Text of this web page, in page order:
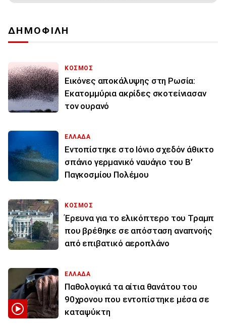
ΔΗΜΟΦΙΛΗ
ΚΟΣΜΟΣ
Εικόνες αποκάλυψης στη Ρωσία:
Εκατομμύρια ακρίδες σκοτείνιασαν
τον ουρανό
ΕΛΛΑΔΑ
Εντοπίστηκε στο Ιόνιο σχεδόν άθικτο
σπάνιο γερμανικό ναυάγιο του Β’
Παγκοσμίου Πολέμου
ΚΟΣΜΟΣ
Έρευνα για το ελικόπτερο του Τραμπ
που βρέθηκε σε απόσταση αναπνοής
από επιβατικό αεροπλάνο
ΕΛΛΑΔΑ
Παθολογικά τα αίτια θανάτου του
90χρονου που εντοπίστηκε μέσα σε
καταψύκτη